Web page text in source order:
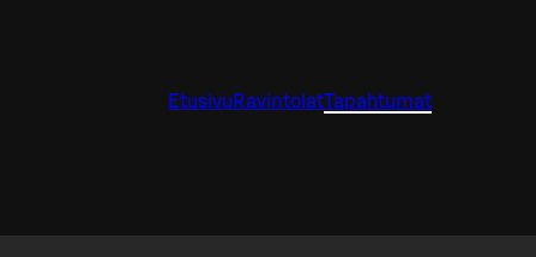
Etusivu RavintolatTapahtumat